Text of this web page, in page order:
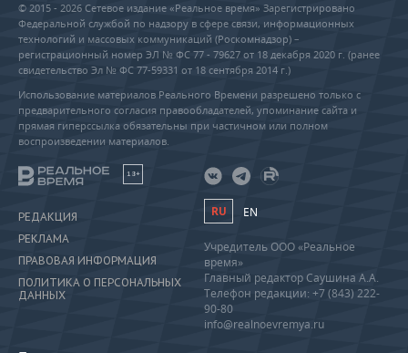
© 2015 - 2026 Сетевое издание «Реальное время» Зарегистрировано
Федеральной службой по надзору в сфере связи, информационных
технологий и массовых коммуникаций (Роскомнадзор) –
регистрационный номер ЭЛ № ФС 77 - 79627 от 18 декабря 2020 г. (ранее
свидетельство Эл № ФС 77-59331 от 18 сентября 2014 г.)
Использование материалов Реального Времени разрешено только с
предварительного согласия правообладателей, упоминание сайта и
прямая гиперссылка обязательны при частичном или полном
воспроизведении материалов.
18+
РЕДАКЦИЯ
РЕКЛАМА
ПРАВОВАЯ ИНФОРМАЦИЯ
ПОЛИТИКА О ПЕРСОНАЛЬНЫХ
ДАННЫХ
RU EN
Учредитель ООО «Реальное
время»
Главный редактор Саушина А.А.
Телефон редакции: +7 (843) 222-
90-80
info@realnoevremya.ru